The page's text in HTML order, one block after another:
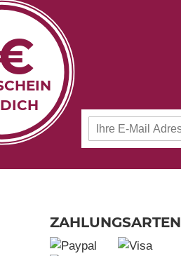
Anmeldung
zum
Newsletter:
ZAHLUNGSARTEN